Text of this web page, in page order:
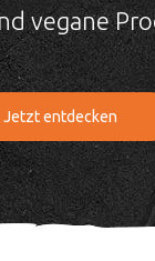
vegane
Jetzt entdecken